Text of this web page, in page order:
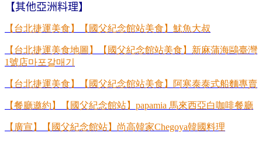
【其他亞洲料理】
【台北捷運美食】【國父紀念館站美食】魷魚大叔
【台北捷運美食地圖】【國父紀念館站美食】新麻蒲海鷗臺灣
1號店마포갈매기
【台北捷運美食】【國父紀念館站美食】阿寒泰泰式船麵專賣
【餐廳邀約】【國父紀念館站】 papamia 馬來西亞白咖啡餐廳
【廣宣】【國父紀念館站】尚高韓家Chegoya韓國料理